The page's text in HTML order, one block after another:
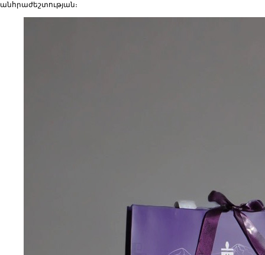
անհրաժեշտության։